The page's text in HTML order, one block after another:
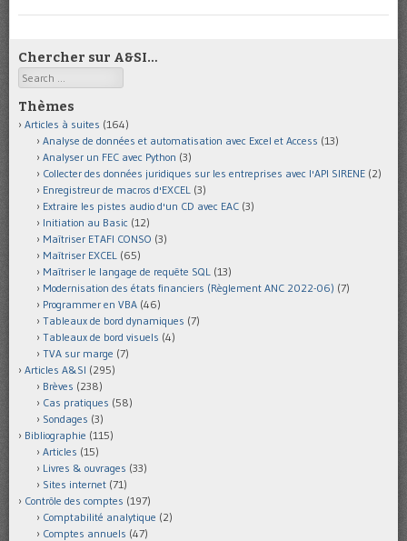
Chercher sur A&SI…
Search
Thèmes
Articles à suites (164)
Analyse de données et automatisation avec Excel et Access (13)
Analyser un FEC avec Python (3)
Collecter des données juridiques sur les entreprises avec l'API SIRENE (2)
Enregistreur de macros d'EXCEL (3)
Extraire les pistes audio d'un CD avec EAC (3)
Initiation au Basic (12)
Maîtriser ETAFI CONSO (3)
Maîtriser EXCEL (65)
Maîtriser le langage de requête SQL (13)
Modernisation des états financiers (Règlement ANC 2022-06) (7)
Programmer en VBA (46)
Tableaux de bord dynamiques (7)
Tableaux de bord visuels (4)
TVA sur marge (7)
Articles A&SI (295)
Brèves (238)
Cas pratiques (58)
Sondages (3)
Bibliographie (115)
Articles (15)
Livres & ouvrages (33)
Sites internet (71)
Contrôle des comptes (197)
Comptabilité analytique (2)
Comptes annuels (47)